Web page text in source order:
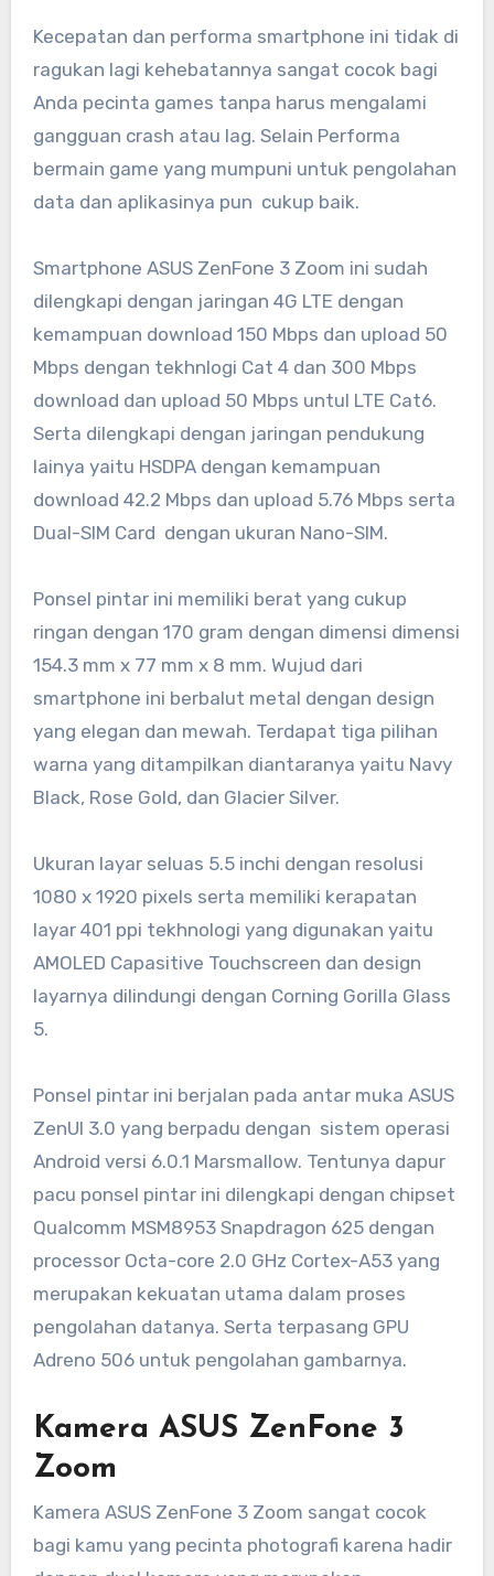
Kecepatan dan performa smartphone ini tidak di
ragukan lagi kehebatannya sangat cocok bagi
Anda pecinta games tanpa harus mengalami
gangguan crash atau lag. Selain Performa
bermain game yang mumpuni untuk pengolahan
data dan aplikasinya pun cukup baik.
Smartphone ASUS ZenFone 3 Zoom ini sudah
dilengkapi dengan jaringan 4G LTE dengan
kemampuan download 150 Mbps dan upload 50
Mbps dengan tekhnlogi Cat 4 dan 300 Mbps
download dan upload 50 Mbps untul LTE Cat6.
Serta dilengkapi dengan jaringan pendukung
lainya yaitu HSDPA dengan kemampuan
download 42.2 Mbps dan upload 5.76 Mbps serta
Dual-SIM Card dengan ukuran Nano-SIM.
Ponsel pintar ini memiliki berat yang cukup
ringan dengan 170 gram dengan dimensi dimensi
154.3 mm x 77 mm x 8 mm. Wujud dari
smartphone ini berbalut metal dengan design
yang elegan dan mewah. Terdapat tiga pilihan
warna yang ditampilkan diantaranya yaitu Navy
Black, Rose Gold, dan Glacier Silver.
Ukuran layar seluas 5.5 inchi dengan resolusi
1080 x 1920 pixels serta memiliki kerapatan
layar 401 ppi tekhnologi yang digunakan yaitu
AMOLED Capasitive Touchscreen dan design
layarnya dilindungi dengan Corning Gorilla Glass
5.
Ponsel pintar ini berjalan pada antar muka ASUS
ZenUI 3.0 yang berpadu dengan sistem operasi
Android versi 6.0.1 Marsmallow. Tentunya dapur
pacu ponsel pintar ini dilengkapi dengan chipset
Qualcomm MSM8953 Snapdragon 625 dengan
processor Octa-core 2.0 GHz Cortex-A53 yang
merupakan kekuatan utama dalam proses
pengolahan datanya. Serta terpasang GPU
Adreno 506 untuk pengolahan gambarnya.
Kamera ASUS ZenFone 3
Zoom
Kamera ASUS ZenFone 3 Zoom sangat cocok
bagi kamu yang pecinta photografi karena hadir